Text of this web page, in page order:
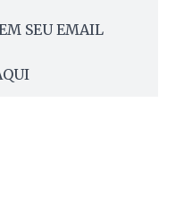
SEU EMAIL